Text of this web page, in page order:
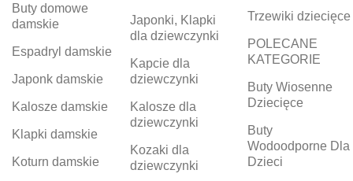
Buty domowe
damskie
Espadryl damskie
Japonk damskie
Kalosze damskie
Klapki damskie
Koturn damskie
Japonki, Klapki
dla dziewczynki
Kapcie dla
dziewczynki
Kalosze dla
dziewczynki
Kozaki dla
dziewczynki
Trzewiki dziecięce
POLECANE
KATEGORIE
Buty Wiosenne
Dziecięce
Buty
Wodoodporne Dla
Dzieci